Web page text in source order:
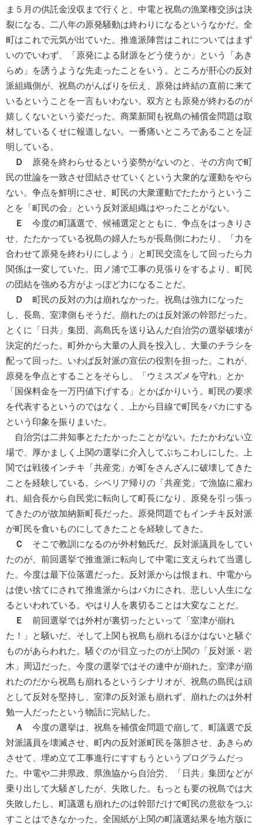
ま５月の供託金没収まで行くと、中電と祝島の漁業権交渉は決
裂になる。二八年の原発騒動は終わりになるというなかだ。全
町はこれで元気が出ていた。推進派陣営はこれについてはまず
いのでいわず、「原発による財源をどう使うか」という「あき
らめ」を誘うような先走ったことをいう。ところが肝心の反対
派組織側が、祝島のがんばりを伝え、原発は終結の直前に来て
いるということを一言もいわない。双方とも原発が終わるのが
嬉しくないという姿だった。商業新聞も祝島の補償金問題は取
材しているくせに報道しない。一番痛いところであることを証
明している。
Ｄ
原発を終わらせるという姿勢がないのと、その方向で町
民の世論を一致させ団結させていくという大衆的な運動をやら
ない。争点を鮮明にさせ、町民の大衆運動でたたかうというこ
とを「町民の会」という反対派組織はやったことがない。
Ｅ 今度の町議選で、候補選定とともに、争点をはっきりさ
せ、たたかっている祝島の婦人たちが長島側にわたり、「力を
合わせて原発を終わりにしよう」と町民交流をして回ったら力
関係は一変していた。田ノ浦で工事の見張りをするより、町民
の団結を強める方がよっぽど力になることだ。
Ｄ
町民の反対の力は崩れなかった。祝島は強力になった
し、長島、室津側もそうだ。崩れたのは反対派の幹部だった。
とくに「日共」集団、高島氏を送り込んだ自治労の選挙破壊が
決定的だった。町外から大量の人員を投入し、大量のチラシを
配って回った。いわば反対派の宣伝の役割を担った。これが、
原発を争点とすることをそらし、「ウミスズメを守れ」とか
「国保料金を一万円値下げする」とかばかりいう。町民の要求
を代表するというのではなく、上から目線で町民をバカにする
という印象を振りまいた。
自治労は二井知事とたたかったことがない。たたかわない立
場で、厚かましく上関の選挙に介入してぶちこわしにした。上
関では戦後インチキ「共産党」が町をさんざんに破壊してきた
ことを経験している。シベリア帰りの「共産党」で漁協に雇わ
れ、組合長から自民党に転向して町長になり、原発を引っ張っ
てきたのが故加納新町長だった。原発問題でもインチキ反対派
が町民を食いものにしてきたことを経験してきた。
Ｃ
そこで教訓になるのが外村勉氏だ。反対派議員をしてい
たのが、前回選挙で推進派に転向して中電に支えられて当選し
た。今度は最下位落選だった。反対派からは恨まれ、中電から
は使い捨てにされて推進派からはバカにされ、悲しい人生にな
るといわれている。やはり人を裏切ることは大変なことだ。
Ｅ
前回選挙では外村が裏切ったといって「室津が崩れ
た！」と騒いだ。そして上関も祝島も崩れるほかはないと騒ぐ
ものがあらわれた。騒ぐのが目立ったのが上関の「反対派・岩
木」周辺だった。今度の選挙ではその連中が崩れた。室津が崩
れたのだから祝島も崩れるというシナリオが、祝島の島民は頑
として反対を堅持し、室津の反対派も崩れず、崩れたのは外村
勉一人だったという物語に完結した。
Ａ
今度の選挙は、祝島を補償金問題で崩して、町議選で反
対派議員を壊滅させ、町内の反対派町民を落胆させ、あきらめ
させて、埋め立て工事進行にすすもうというプログラムだっ
た。中電や二井県政、県漁協から自治労、「日共」集団などが
乗り出して大騒ぎしたが、失敗した。もっとも要の祝島では大
失敗したし、町議選も崩れたのは幹部だけで町民の意欲をつぶ
すことはできなかった。全国紙が上関の町議選結果を地方版に